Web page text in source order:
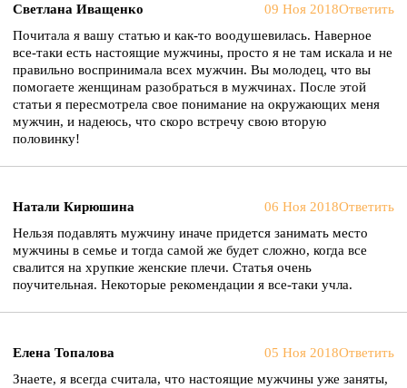
Светлана Иващенко 09 Ноя 2018Ответить
Почитала я вашу статью и как-то воодушевилась. Наверное
все-таки есть настоящие мужчины, просто я не там искала и не
правильно воспринимала всех мужчин. Вы молодец, что вы
помогаете женщинам разобраться в мужчинах. После этой
статьи я пересмотрела свое понимание на окружающих меня
мужчин, и надеюсь, что скоро встречу свою вторую
половинку!
Натали Кирюшина 06 Ноя 2018Ответить
Нельзя подавлять мужчину иначе придется занимать место
мужчины в семье и тогда самой же будет сложно, когда все
свалится на хрупкие женские плечи. Статья очень
поучительная. Некоторые рекомендации я все-таки учла.
Елена Топалова 05 Ноя 2018Ответить
Знаете, я всегда считала, что настоящие мужчины уже заняты,